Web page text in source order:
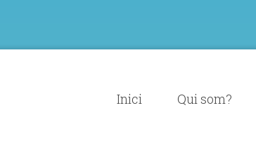
Inici Qui som?